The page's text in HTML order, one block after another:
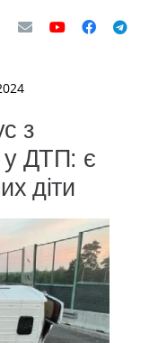
з
у ДТП: є
діти